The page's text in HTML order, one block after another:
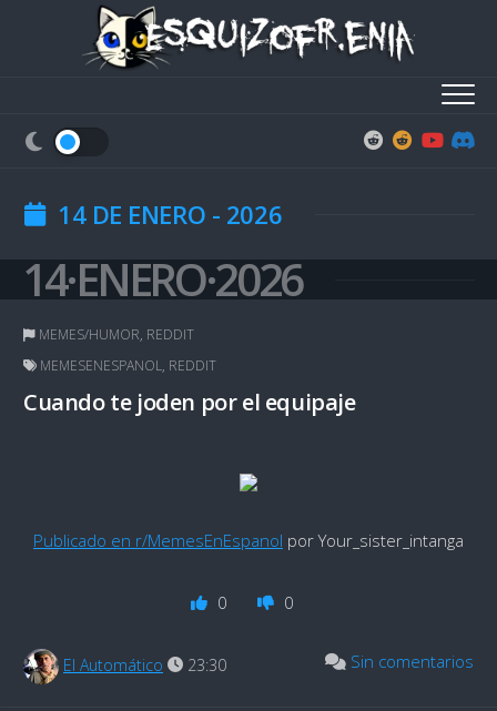
14 DE ENERO - 2026
14·ENERO·2026
MEMES/HUMOR, REDDIT
MEMESENESPANOL, REDDIT
Cuando te joden por el equipaje
Publicado en r/MemesEnEspanol por Your_sister_intanga
0 0
El Automático 23:30 Sin comentarios